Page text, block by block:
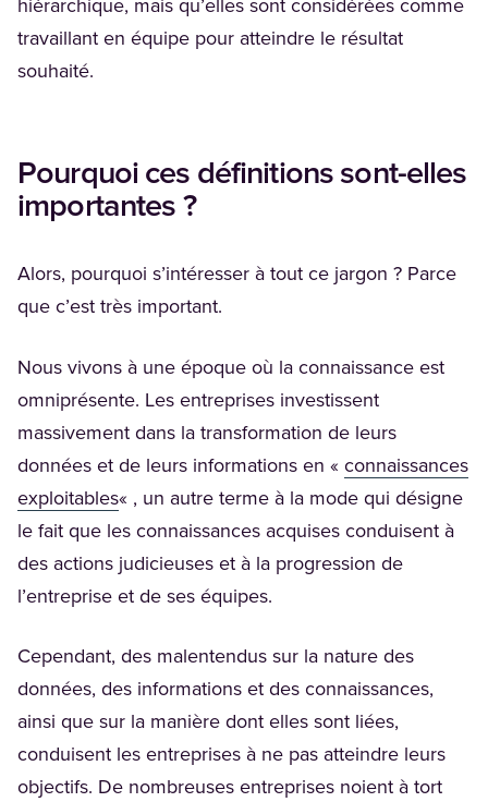
hiérarchique, mais qu’elles sont considérées comme
travaillant en équipe pour atteindre le résultat
souhaité.
Pourquoi ces définitions sont-elles
importantes ?
Alors, pourquoi s’intéresser à tout ce jargon ? Parce
que c’est très important.
Nous vivons à une époque où la connaissance est
omniprésente. Les entreprises investissent
massivement dans la transformation de leurs
données et de leurs informations en « connaissances
exploitables(Opens in a new tab)
« , un autre terme à la mode qui désigne
le fait que les connaissances acquises conduisent à
des actions judicieuses et à la progression de
l’entreprise et de ses équipes.
Cependant, des malentendus sur la nature des
données, des informations et des connaissances,
ainsi que sur la manière dont elles sont liées,
conduisent les entreprises à ne pas atteindre leurs
objectifs. De nombreuses entreprises noient à tort